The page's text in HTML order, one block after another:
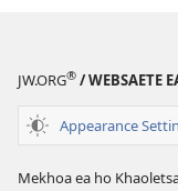
JW.ORG® / WEBSAETE
Appearance
Mekhoa ea ho